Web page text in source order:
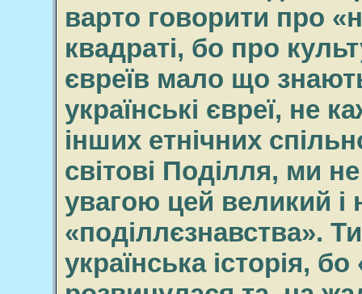
варто говорити про
квадраті, бо про
євреїв мало що
українські євреї, не
інших етнічних
світові Поділля, ми
увагою цей великий і
«поділлєзнавства».
українська історія,